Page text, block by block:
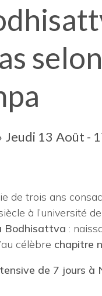
Jeudi 13 Août -
de trois ans
à l’université
Bodhisattva :
célèbre chapitre
de 7 jours à